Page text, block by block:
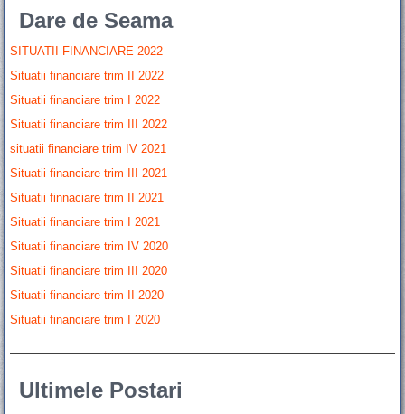
Dare de Seama
SITUATII FINANCIARE 2022
Situatii financiare trim II 2022
Situatii financiare trim I 2022
Situatii financiare trim III 2022
situatii financiare trim IV 2021
Situatii financiare trim III 2021
Situatii finnaciare trim II 2021
Situatii financiare trim I 2021
Situatii financiare trim IV 2020
Situatii financiare trim III 2020
Situatii financiare trim II 2020
Situatii financiare trim I 2020
Ultimele Postari